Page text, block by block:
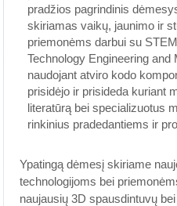
pradžios pagrindinis
skiriamas vaikų, jaunimo ir
priemonėms darbui su
Technology Engineering and
naudojant atviro kodo
prisidėjo ir prisideda kuriant
literatūrą bei specializuotus
rinkinius pradedantiems ir
Ypatingą dėmesį skiriame
technologijoms bei
naujausių 3D spausdintuvų